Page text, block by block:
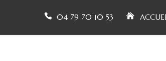
04 79 70 10 53